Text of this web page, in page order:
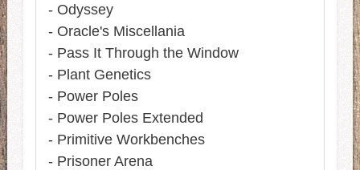
- Odyssey
- Oracle's Miscellania
- Pass It Through the Window
- Plant Genetics
- Power Poles
- Power Poles Extended
- Primitive Workbenches
- Prisoner Arena